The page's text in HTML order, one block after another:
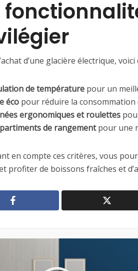
d’une glacière électrique,
de température pour un
éco pour réduire la consommation
ergonomiques et roulettes
de rangementpour une
en compte ces critères, vous
profiter de boissons fraîches et